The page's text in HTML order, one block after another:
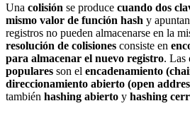
Una colisión se produce cuando dos
mismo valor de función hash y
registros no pueden almacenarse en la
resolución de colisiones consiste en
para almacenar el nuevo registro. Las
populares son el encadenamiento
direccionamiento abierto (open
también hashing abierto y hashing